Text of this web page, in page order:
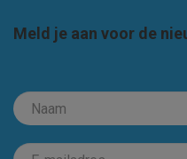
Meld je aan voor de